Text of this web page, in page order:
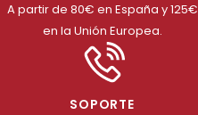
A partir de 80€ en España y 125€
en la Unión Europea.
SOPORTE